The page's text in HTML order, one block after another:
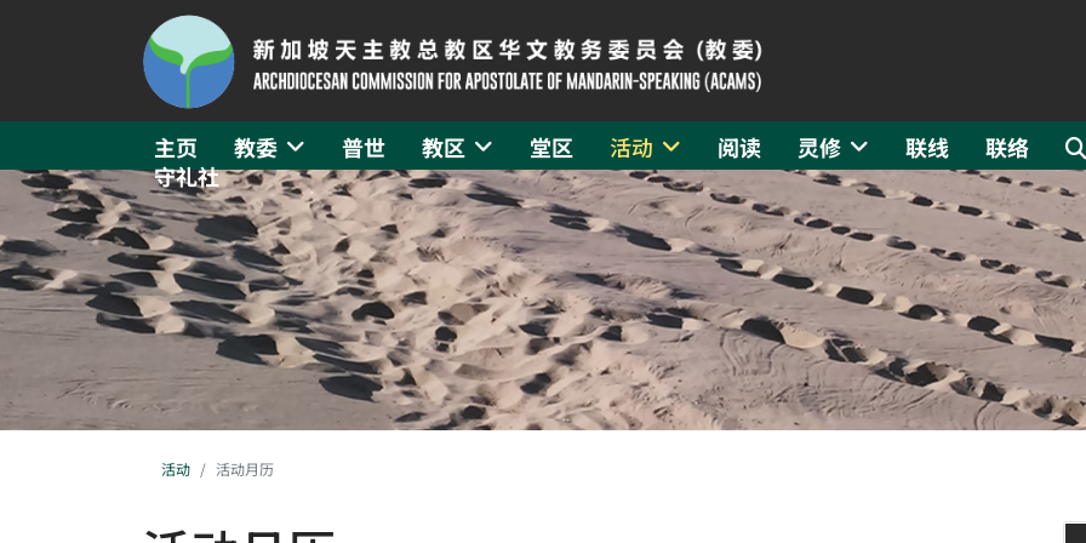
主页 教委 普世 教区 堂区 活动 阅读 灵修 联线
联络
守礼社
活动 活动月历